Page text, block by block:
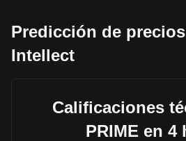
Predicción de
Intellect
Calificaciones
PRIME en 4